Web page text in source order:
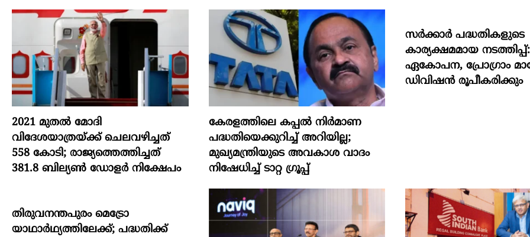
2021 മുതൽ മോദി
വിദേശയാത്രയ്ക്ക് ചെലവഴിച്ചത്
558 കോടി; രാജ്യത്തെത്തിച്ചത്
381.8 ബില്യൺ ഡോളർ നിക്ഷേപം
കേരളത്തിലെ കപ്പൽ നിർമാണ
പദ്ധതിയെക്കുറിച്ച് അറിയില്ല;
മുഖ്യമന്ത്രിയുടെ അവകാശ വാദം
നിഷേധിച്ച് ടാറ്റ ഗ്രൂപ്പ്
സര്‍ക്കാര്‍ പദ്ധതികളുടെ
കാര്യക്ഷമമായ നടത്തിപ്പ്:
ഏകോപന, പ്രോഗ്രാം
ഡിവിഷന്‍ രൂപീകരിക്കും
തിരുവനന്തപുരം മെട്രോ
യാഥാർഥ്യത്തിലേക്ക്; പദ്ധതിക്ക്